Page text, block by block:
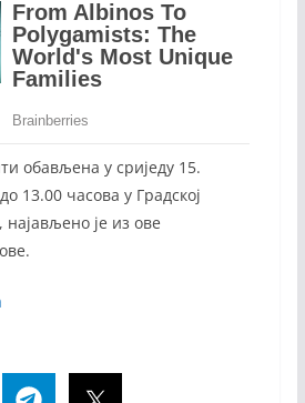
обављена у сриједу 15.
13.00 часова у Градској
најављено је из ове